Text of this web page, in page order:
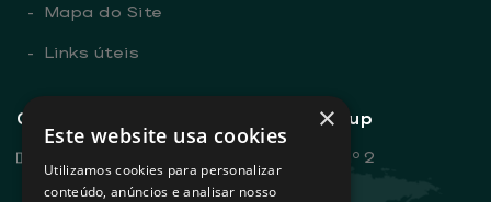
- Mapa do Site
- Links úteis
Contactos gerais - Sovena Group
Rua Dr. António Loureiro Borges, nº 2
Edifício Arquiparque 2, 3º andar
×
Este website usa cookies
Utilizamos cookies para personalizar
conteúdo, anúncios e analisar nosso